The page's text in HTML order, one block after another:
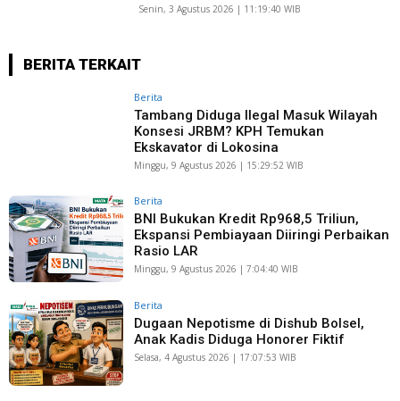
Senin, 3 Agustus 2026 | 11:19:40 WIB
BERITA TERKAIT
Berita
Tambang Diduga Ilegal Masuk Wilayah
Konsesi JRBM? KPH Temukan
Ekskavator di Lokosina
Minggu, 9 Agustus 2026 | 15:29:52 WIB
Berita
BNI Bukukan Kredit Rp968,5 Triliun,
Ekspansi Pembiayaan Diiringi Perbaikan
Rasio LAR
Minggu, 9 Agustus 2026 | 7:04:40 WIB
Berita
Dugaan Nepotisme di Dishub Bolsel,
Anak Kadis Diduga Honorer Fiktif
Selasa, 4 Agustus 2026 | 17:07:53 WIB